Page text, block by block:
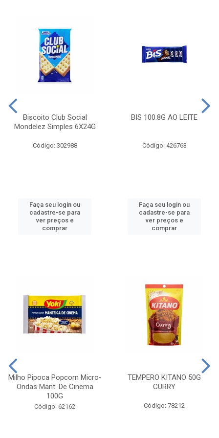
Biscoito Club Social
Mondelez Simples 6X24G
Código: 302988
Faça seu login ou
cadastre-se para
ver preços e
comprar
BIS 100.8G AO LEITE
Código: 426763
Faça seu login ou
cadastre-se para
ver preços e
comprar
Milho Pipoca Popcorn Micro-
Ondas Mant. De Cinema
100G
Código: 62162
TEMPERO KITANO 50G
CURRY
Código: 78212